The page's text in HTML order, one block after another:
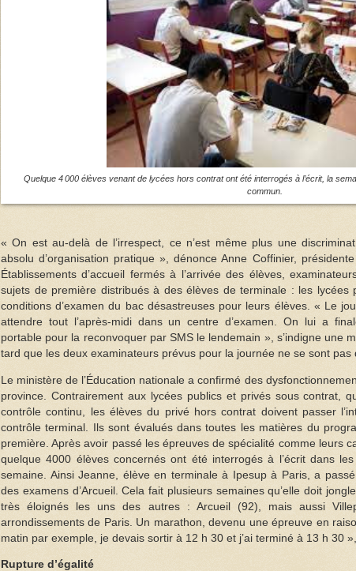
Quelque 4 000 élèves venant de lycées hors contrat ont été interrogés à l’écrit, la
commun.
« On est au-delà de l’irrespect, ce n’est même plus une
absolu d’organisation pratique », dénonce Anne Coffinier,
Établissements d’accueil fermés à l’arrivée des élèves,
sujets de première distribués à des élèves de terminale : les lycées
conditions d’examen du bac désastreuses pour leurs élèves. « Le
attendre tout l’après-midi dans un centre d’examen. On lui a
portable pour la reconvoquer par SMS le lendemain », s’indigne une
tard que les deux examinateurs prévus pour la journée ne se sont pas
Le ministère de l’Éducation nationale a confirmé des
province. Contrairement aux lycées publics et privés sous contrat,
contrôle continu, les élèves du privé hors contrat doivent passer
contrôle terminal. Ils sont évalués dans toutes les matières du
première. Après avoir passé les épreuves de spécialité comme leurs
quelque 4000 élèves concernés ont été interrogés à l’écrit dans
semaine. Ainsi Jeanne, élève en terminale à Ipesup à Paris, a
des examens d’Arcueil. Cela fait plusieurs semaines qu’elle doit
très éloignés les uns des autres : Arcueil (92), mais aussi
arrondissements de Paris. Un marathon, devenu une épreuve en
matin par exemple, je devais sortir à 12 h 30 et j’ai terminé à 13 h 30
Rupture d’égalité